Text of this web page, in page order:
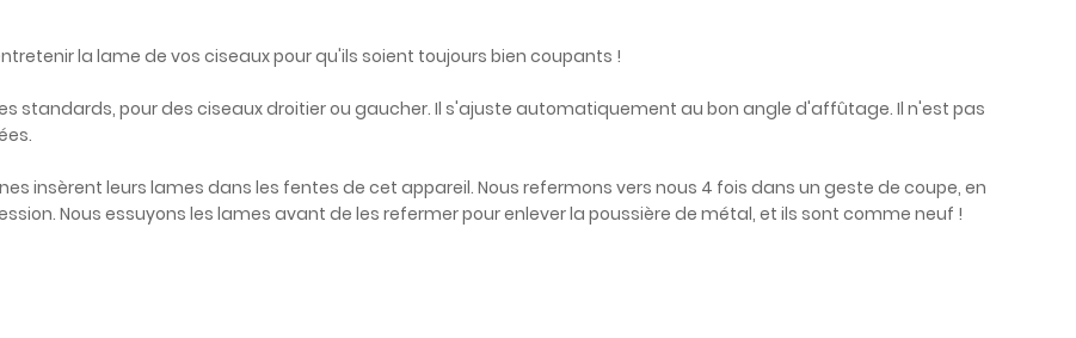
la lame de vos ciseaux pour qu'ils soient toujours bien coupants !
standards, pour des ciseaux droitier ou gaucher. Il s'ajuste automatiquement au bon angle d'affûtage. Il n'est pas
insèrent leurs lames dans les fentes de cet appareil. Nous refermons vers nous 4 fois dans un geste de coupe, en
Nous essuyons les lames avant de les refermer pour enlever la poussière de métal, et ils sont comme neuf !